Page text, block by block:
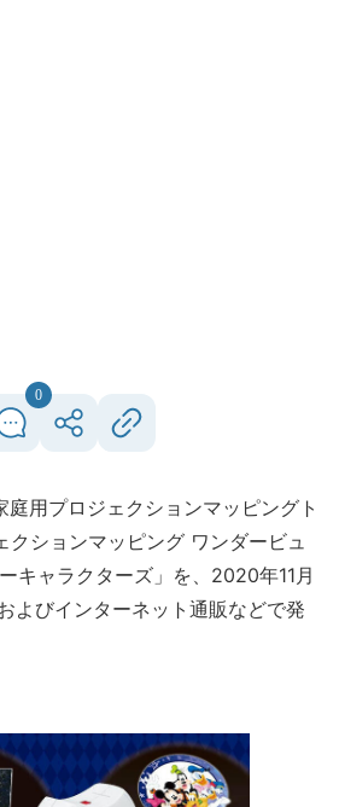
0
庭用プロジェクションマッピングト
クションマッピング ワンダービュ
キャラクターズ」を、2020年11月
よびインターネット通販などで発